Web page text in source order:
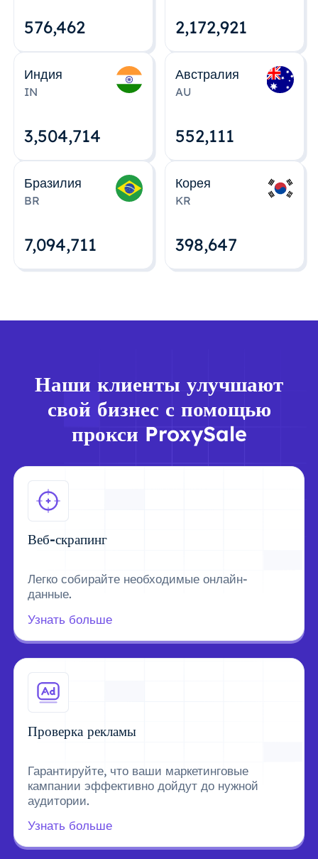
576,463 2,172,922
Индия
IN
3,504,715
Австралия
AU
552,112
Бразилия
BR
7,094,712
Корея
KR
398,648
Наши клиенты улучшают
свой бизнес с помощью
прокси ProxySale
Веб-скрапинг
Легко собирайте необходимые онлайн-
данные.
Узнать больше
Проверка рекламы
Гарантируйте, что ваши маркетинговые
кампании эффективно дойдут до нужной
аудитории.
Узнать больше